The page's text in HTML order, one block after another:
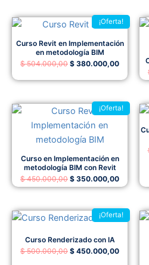
¡Oferta!
Curso Revit en Implementación
en metodología BIM
$504.000,00
El
precio
original
era:
$ 504.000,00.
$ 380.000,00
El
precio
actual
es:
$
¡Oferta!
Curso en Implementación en
metodología BIM con Revit
$450.000,00
El
precio
original
era:
$ 450.000,00.
$ 350.000,00
El
precio
¡Oferta!
Curso Renderizado con IA
$500.000,00
El
precio
era:
$ 500.000,00.
$ 450.000,00
El
precio
$